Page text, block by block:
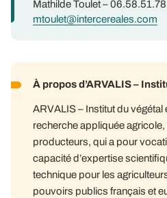
Mathilde Toulet –
mtoulet@intercereales.com
À propos d’ARVALIS –
ARVALIS – Institut du végétal
recherche appliquée
producteurs, qui a pour
capacité d’expertise
technique pour les
pouvoirs publics français et